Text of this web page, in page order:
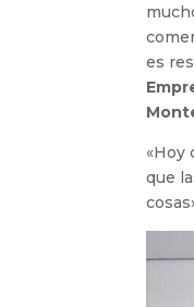
es
«Hoy
que